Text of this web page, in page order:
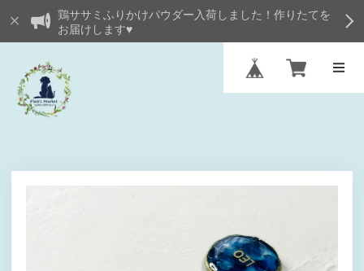
鶏ササミふりかけパウダー入荷しました！作りたてを
お届けします♥